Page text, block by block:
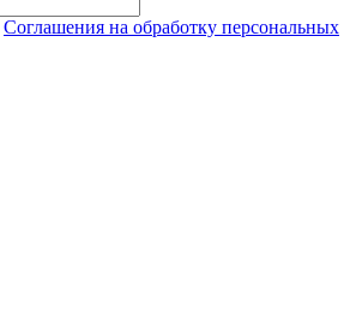
Соглашения на обработку персональных